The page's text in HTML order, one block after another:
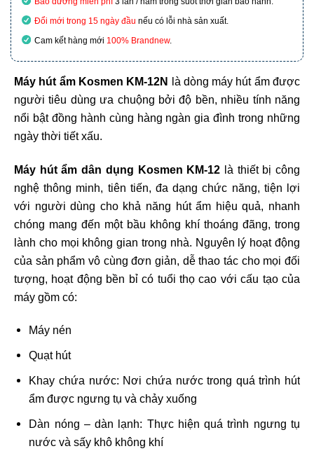
Đổi mới trong 15 ngày đầu nếu có lỗi nhà sản xuất.
Cam kết hàng mới 100% Brandnew.
Máy hút ẩm Kosmen KM-12N là dòng máy hút ẩm được
người tiêu dùng ưa chuộng bởi độ bền, nhiều tính năng
nổi bật đồng hành cùng hàng ngàn gia đình trong những
ngày thời tiết xấu.
Máy hút ẩm dân dụng Kosmen KM-12 là thiết bị công
nghệ thông minh, tiên tiến, đa dạng chức năng, tiện lợi
với người dùng cho khả năng hút ẩm hiệu quả, nhanh
chóng mang đến một bầu không khí thoáng đãng, trong
lành cho mọi không gian trong nhà. Nguyên lý hoạt động
của sản phẩm vô cùng đơn giản, dễ thao tác cho mọi đối
tượng, hoạt động bền bỉ có tuổi thọ cao với cấu tạo của
máy gồm có:
Máy nén
Quạt hút
Khay chứa nước: Nơi chứa nước trong quá trình hút
ẩm được ngưng tụ và chảy xuống
Dàn nóng – dàn lạnh: Thực hiện quá trình ngưng tụ
nước và sấy khô không khí